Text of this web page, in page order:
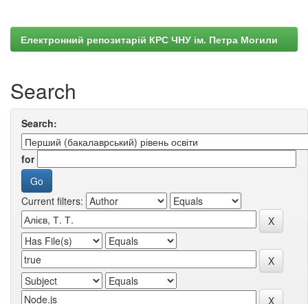
Електронний репозитарій КРС ЧНУ ім. Петра Могили
Search
Search:
for
Current filters: